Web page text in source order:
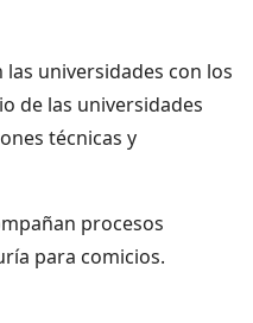
las universidades con los
de las universidades
técnicas y
procesos
para comicios.